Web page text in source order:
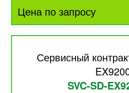
Цена по запросу
Сервисный
SVC-SD-